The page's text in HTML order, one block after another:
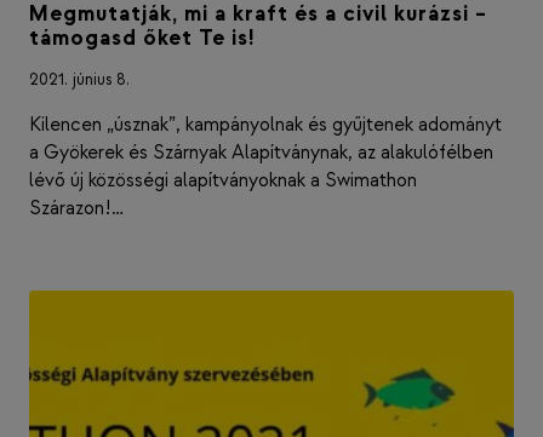
Megmutatják, mi a kraft és a civil kurázsi –
támogasd őket Te is!
2021. június 8.
Kilencen „úsznak”, kampányolnak és gyűjtenek adományt
a Gyökerek és Szárnyak Alapítványnak, az alakulófélben
lévő új közösségi alapítványoknak a Swimathon
Szárazon!…